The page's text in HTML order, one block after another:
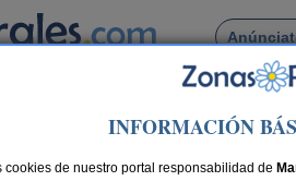
Busca por pueblo
INFORMACIÓN
de nuestro portal responsabilidad de